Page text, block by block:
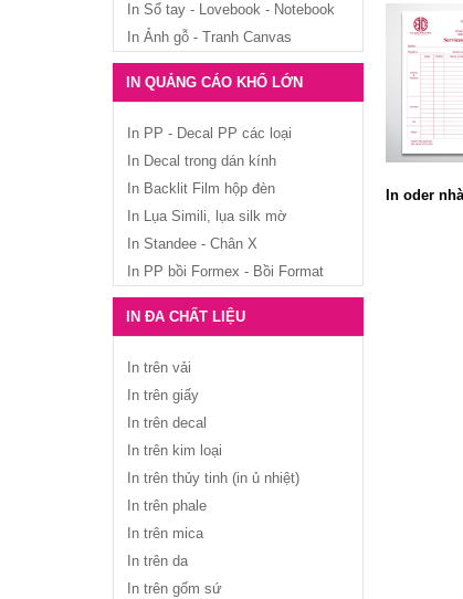
In oder
In Sổ tay - Lovebook - Notebook
In Ảnh gỗ - Tranh Canvas
IN QUẢNG CÁO KHỔ LỚN
In PP - Decal PP các loại
In Decal trong dán kính
In Backlit Film hộp đèn
In Lụa Simili, lụa silk mờ
In Standee - Chân X
In PP bồi Formex - Bồi Format
IN ĐA CHẤT LIỆU
In trên vải
In trên giấy
In trên decal
In trên kim loại
In trên thủy tinh (in ủ nhiệt)
In trên phale
In trên mica
In trên da
In trên gốm sứ